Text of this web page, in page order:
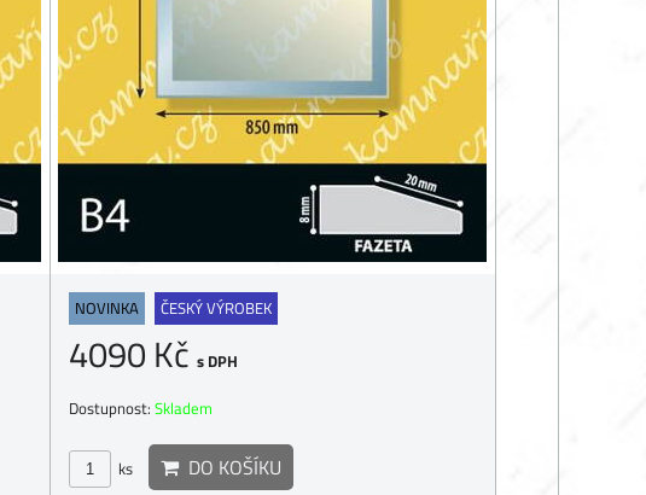
NOVINKA ČESKÝ VÝROBEK
4090 Kč s DPH
Dostupnost: Skladem
ks DO KOŠÍKU